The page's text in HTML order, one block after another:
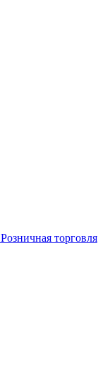
Розничная торговля